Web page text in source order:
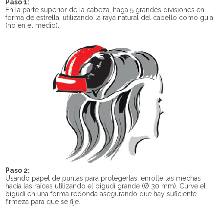
Paso 1:
En la parte superior de la cabeza, haga 5 grandes divisiones en
forma de estrella, utilizando la raya natural del cabello como guía
(no en el medio).
Paso 2:
Usando papel de puntas para protegerlas, enrolle las mechas
hacia las raíces utilizando el bigudí grande (Ø 30 mm). Curve el
bigudí en una forma redonda asegurando que hay suficiente
firmeza para que se fije.